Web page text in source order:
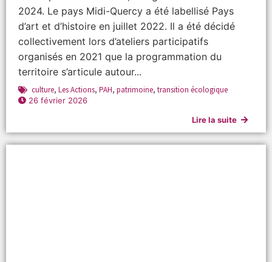
2024. Le pays Midi-Quercy a été labellisé Pays
d’art et d’histoire en juillet 2022. Il a été décidé
collectivement lors d’ateliers participatifs
organisés en 2021 que la programmation du
territoire s’articule autour...
culture, Les Actions, PAH, patrimoine, transition écologique
26 février 2026
Lire la suite